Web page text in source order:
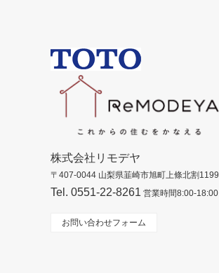
株式会社リモデヤ
〒407-0044 山梨県韮崎市旭町上條北割1199
Tel. 0551-22-8261 営業時間8:00-18:00
お問い合わせフォーム